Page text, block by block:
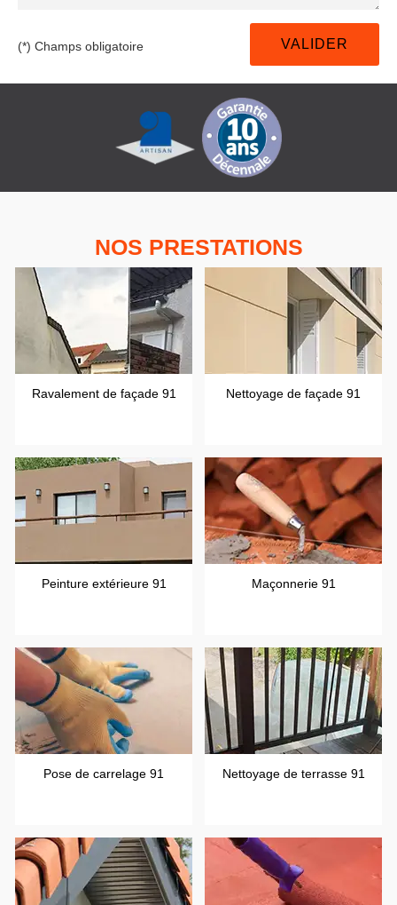
(*) Champs obligatoire
NOS PRESTATIONS
Ravalement de façade 91 Nettoyage de façade 91
Peinture extérieure 91 Maçonnerie 91
Pose de carrelage 91 Nettoyage de terrasse 91